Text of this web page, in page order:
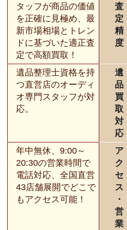
タッフが商品の価値
を正確に見極め、最
新市場相場とトレン
ドに基づいた適正査
定で高額買取！
査
定
精
度
遺品整理士資格を持
つ直営店のオーディ
オ専門スタッフが対
応。
遺
品
買
取
対
応
年中無休、9:00～
20:30の営業時間で
電話対応、全国直営
43店舗展開でどこで
もアクセス可能！
ア
ク
セ
ス
・
営
業